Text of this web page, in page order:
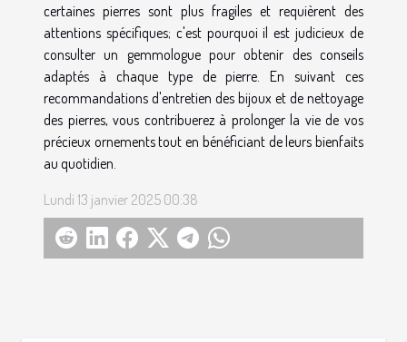
certaines pierres sont plus fragiles et requièrent des
attentions spécifiques; c'est pourquoi il est judicieux de
consulter un gemmologue pour obtenir des conseils
adaptés à chaque type de pierre. En suivant ces
recommandations d'entretien des bijoux et de nettoyage
des pierres, vous contribuerez à prolonger la vie de vos
précieux ornements tout en bénéficiant de leurs bienfaits
au quotidien.
Lundi 13 janvier 2025 00:38